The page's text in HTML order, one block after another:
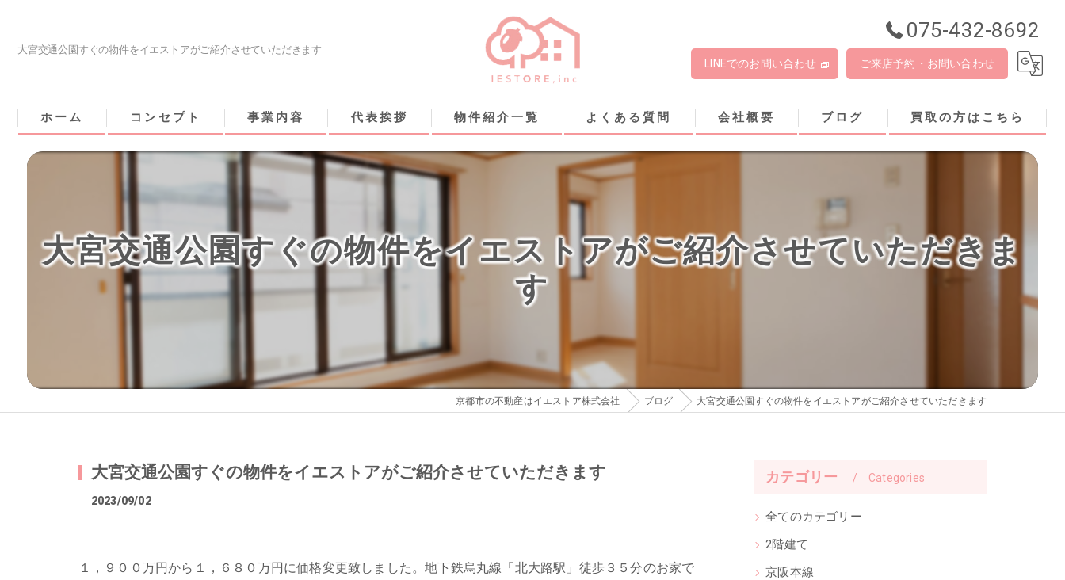
大宮交通公園すぐの物件をイエストアがご紹介させていただきます
075-432-8692
LINEでのお問い合わせ ご来店予約・お問い合わせ
ホーム コンセプト 事業内容 代表挨拶 物件紹介一覧 よくある質問 会社概要 ブログ 買取の方はこちら
大宮交通公園すぐの物件をイエストアがご紹介させていただきま
す
京都市の不動産はイエストア株式会社 ブログ 大宮交通公園すぐの物件をイエストアがご紹介させていただきます
大宮交通公園すぐの物件をイエストアがご紹介させていただきます
2023/09/02
１，９００万円から１，６８０万円に価格変更致しました。地下鉄烏丸線「北大路駅」徒歩３５分のお家で
カテゴリー Categories
全てのカテゴリー
2階建て
京阪本線